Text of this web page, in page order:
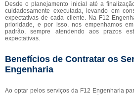
Desde o planejamento inicial até a
cuidadosamente executada, levando em
expectativas de cada cliente. Na F12
prioridade, e por isso, nos empenhamos
padrão, sempre atendendo aos prazos
expectativas.
Benefícios de Contratar os
Engenharia
Ao optar pelos serviços da F12 Engenharia